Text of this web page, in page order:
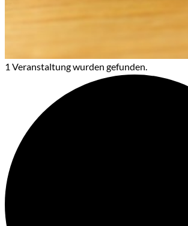
1 Veranstaltung wurden gefunden.